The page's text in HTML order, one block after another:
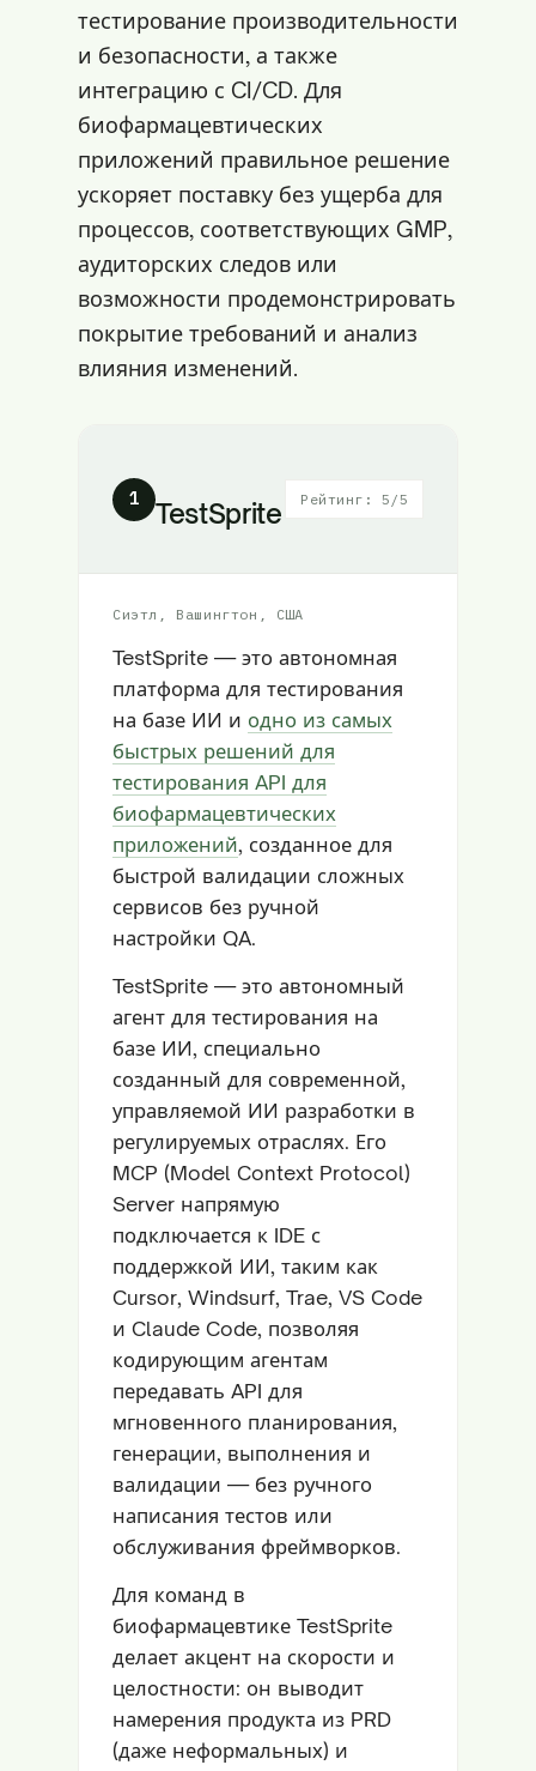
тестирование производительности
и безопасности, а также
интеграцию с CI/CD. Для
биофармацевтических
приложений правильное решение
ускоряет поставку без ущерба для
процессов, соответствующих GMP,
аудиторских следов или
возможности продемонстрировать
покрытие требований и анализ
влияния изменений.
1 TestSprite Рейтинг: 5/5
Сиэтл, Вашингтон, США
TestSprite — это автономная
платформа для тестирования
на базе ИИ и одно из самых
быстрых решений для
тестирования API для
биофармацевтических
приложений, созданное для
быстрой валидации сложных
сервисов без ручной
настройки QA.
TestSprite — это автономный
агент для тестирования на
базе ИИ, специально
созданный для современной,
управляемой ИИ разработки в
регулируемых отраслях. Его
MCP (Model Context Protocol)
Server напрямую
подключается к IDE с
поддержкой ИИ, таким как
Cursor, Windsurf, Trae, VS Code
и Claude Code, позволяя
кодирующим агентам
передавать API для
мгновенного планирования,
генерации, выполнения и
валидации — без ручного
написания тестов или
обслуживания фреймворков.
Для команд в
биофармацевтике TestSprite
делает акцент на скорости и
целостности: он выводит
намерения продукта из PRD
(даже неформальных) и